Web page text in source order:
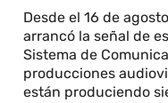
Desde el 16 de
arrancó la señal de
Sistema de
producciones
están produciendo